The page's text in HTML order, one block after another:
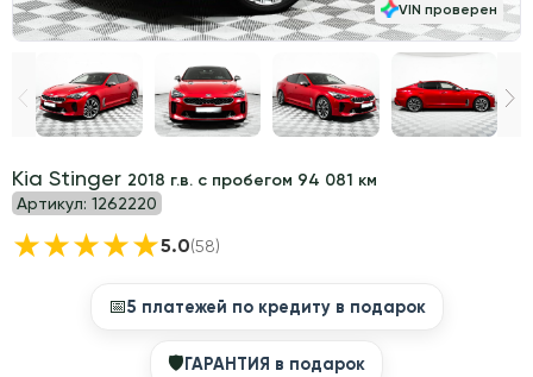
Kia Stinger 2018 г.в. с пробегом 94 081 км
Артикул: 1262220
★★★★★5.0(58)
📅5 платежей по кредиту в подарок
🛡ГАРАНТИЯ в подарок
VIN проверен